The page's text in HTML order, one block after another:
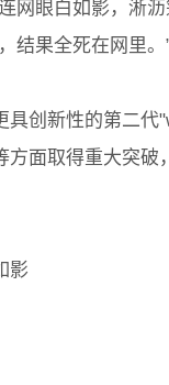
网眼白如影，淅
结果全死在网里。
创新性的第二代
面取得重大突
影